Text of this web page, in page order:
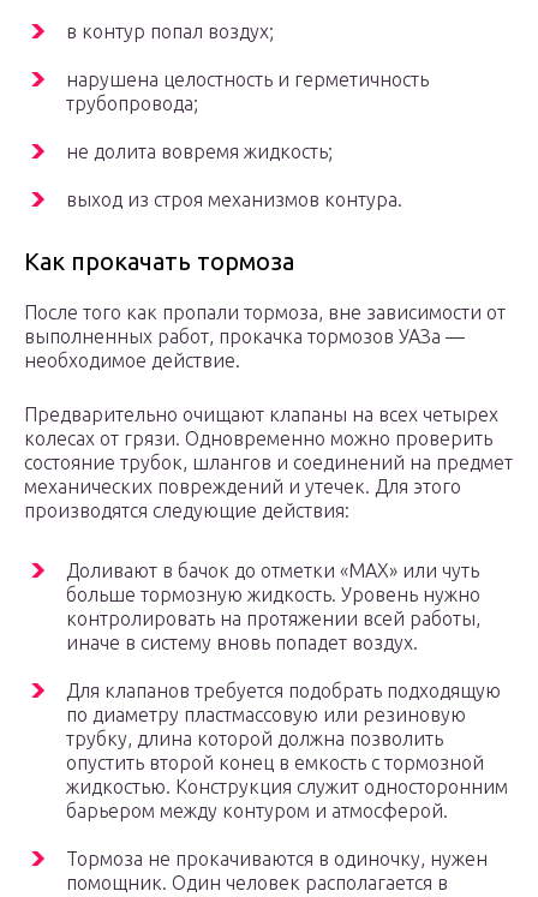
в контур попал воздух;
нарушена целостность и герметичность
трубопровода;
не долита вовремя жидкость;
выход из строя механизмов контура.
Как прокачать тормоза
После того как пропали тормоза, вне зависимости от
выполненных работ, прокачка тормозов УАЗа —
необходимое действие.
Предварительно очищают клапаны на всех четырех
колесах от грязи. Одновременно можно проверить
состояние трубок, шлангов и соединений на предмет
механических повреждений и утечек. Для этого
производятся следующие действия:
Доливают в бачок до отметки «MAX» или чуть
больше тормозную жидкость. Уровень нужно
контролировать на протяжении всей работы,
иначе в систему вновь попадет воздух.
Для клапанов требуется подобрать подходящую
по диаметру пластмассовую или резиновую
трубку, длина которой должна позволить
опустить второй конец в емкость с тормозной
жидкостью. Конструкция служит односторонним
барьером между контуром и атмосферой.
Тормоза не прокачиваются в одиночку, нужен
помощник. Один человек располагается в